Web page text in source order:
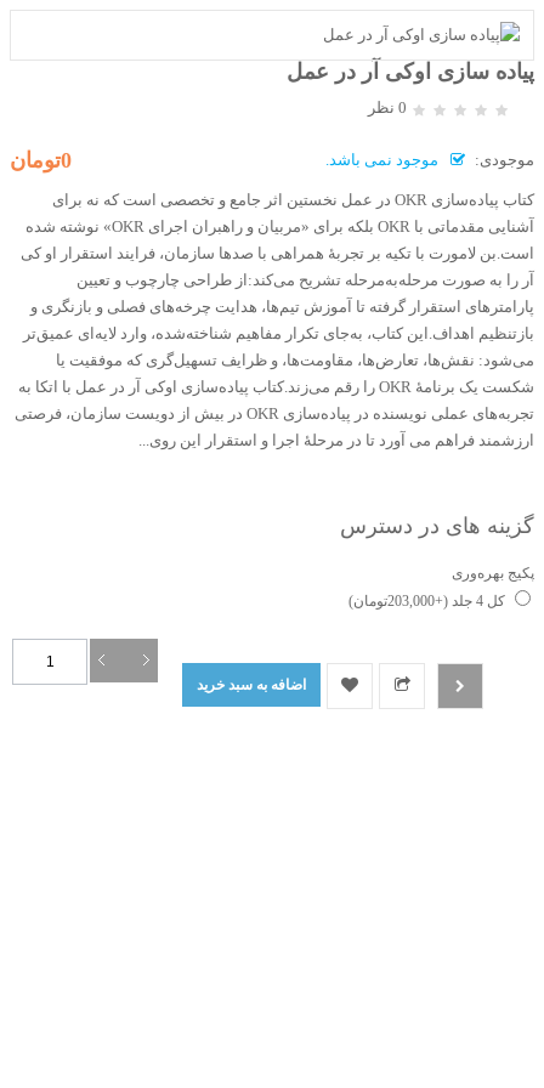
پیاده سازی اوکی آر در عمل
0 نظر
0تومان موجودی: موجود نمی باشد.
کتاب پیاده‌سازی OKR در عمل نخستین اثر جامع و تخصصی است که نه برای
آشنایی مقدماتی با OKR بلکه برای «مربیان و راهبران اجرای OKR» نوشته شده
است.بن لامورت با تکیه بر تجربۀ همراهی با صدها سازمان، فرایند استقرار او کی
آر را به صورت مرحله‌به‌مرحله تشریح می‌کند:از طراحی چارچوب و تعیین
پارامترهای استقرار گرفته تا آموزش تیم‌ها، هدایت چرخه‌های فصلی و بازنگری و
بازتنظیم اهداف.این کتاب، به‌جای تکرار مفاهیم شناخته‌شده، وارد لایه‌ای عمیق‌تر
می‌شود: نقش‌ها، تعارض‌ها، مقاومت‌ها، و ظرایف تسهیل‌گری که موفقیت یا
شکست یک برنامۀ OKR را رقم می‌زند.کتاب پیاده‌سازی اوکی آر در عمل با اتکا به
تجربه‌های عملی نویسنده در پیاده‌سازی OKR در بیش از دویست سازمان، فرصتی
ارزشمند فراهم می آورد تا در مرحلۀ اجرا و استقرار این روی...
گزینه های در دسترس
پکیج بهره‌وری
کل 4 جلد (+203,000تومان)